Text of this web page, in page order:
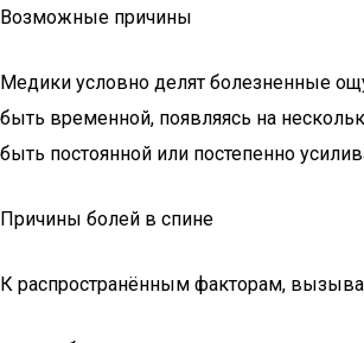
Возможные причины
Медики условно делят болезненные
быть временной, появляясь на
быть постоянной или постепенно
Причины болей в спине
К распространённым факторам,